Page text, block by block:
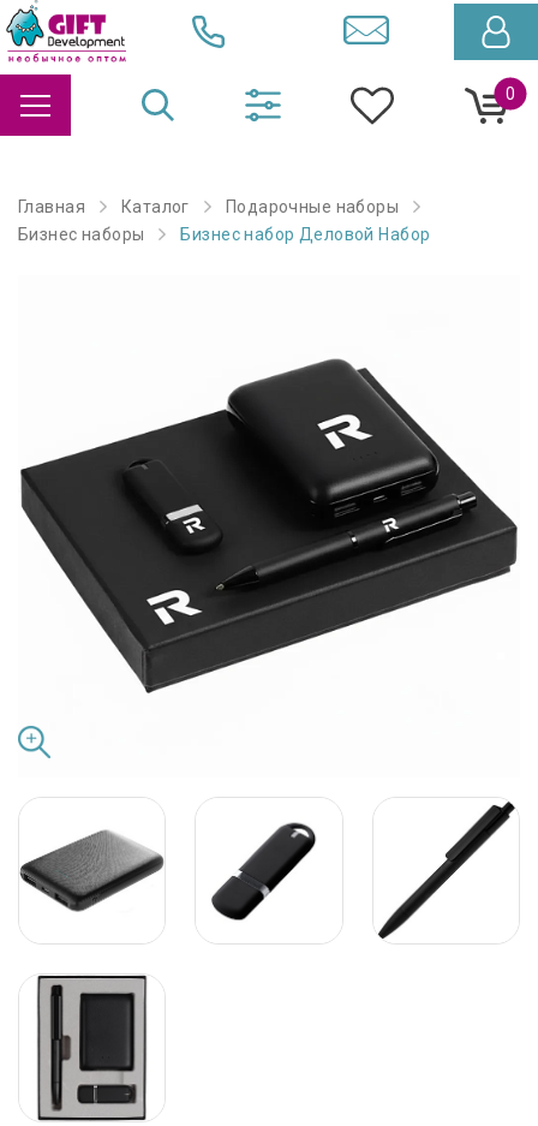
0
Главная Каталог
Подарочные наборы
Бизнес наборы
Бизнес набор Деловой Набор